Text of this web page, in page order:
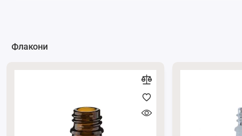
Флакони